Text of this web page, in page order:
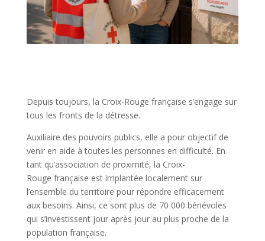
Depuis toujours, la Croix-Rouge française s’engage sur
tous les fronts de la détresse.
Auxiliaire des pouvoirs publics, elle a pour objectif de
venir en aide à toutes les personnes en difficulté. En
tant qu’association de proximité, la Croix-
Rouge française est implantée localement sur
l’ensemble du territoire pour répondre efficacement
aux besoins. Ainsi, ce sont plus de 70 000 bénévoles
qui s’investissent jour après jour au plus proche de la
population française.